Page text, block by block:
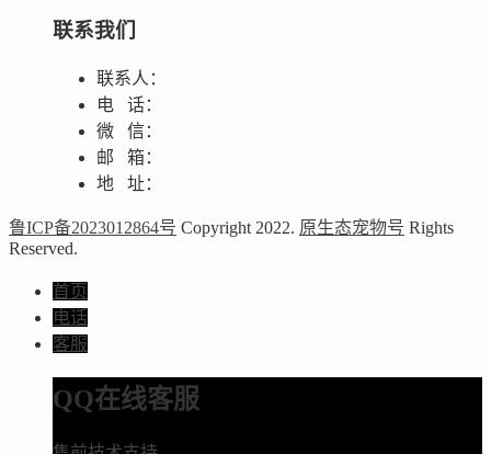
联系我们
联系人：
电 话：
微 信：
邮 箱：
地 址：
鲁ICP备2023012864号 Copyright 2022. 原生态宠物号 Rights
Reserved.
首页
电话
客服
QQ在线客服